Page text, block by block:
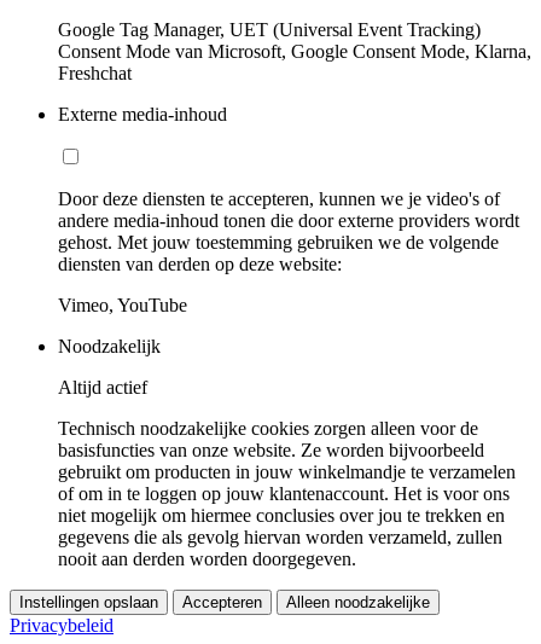
Google Tag Manager, UET (Universal Event Tracking)
Consent Mode van Microsoft, Google Consent Mode, Klarna,
Freshchat
Externe media-inhoud
Door deze diensten te accepteren, kunnen we je video's of
andere media-inhoud tonen die door externe providers wordt
gehost. Met jouw toestemming gebruiken we de volgende
diensten van derden op deze website:
Vimeo, YouTube
Noodzakelijk
Altijd actief
Technisch noodzakelijke cookies zorgen alleen voor de
basisfuncties van onze website. Ze worden bijvoorbeeld
gebruikt om producten in jouw winkelmandje te verzamelen
of om in te loggen op jouw klantenaccount. Het is voor ons
niet mogelijk om hiermee conclusies over jou te trekken en
gegevens die als gevolg hiervan worden verzameld, zullen
nooit aan derden worden doorgegeven.
Instellingen opslaan Accepteren Alleen noodzakelijke
Privacybeleid